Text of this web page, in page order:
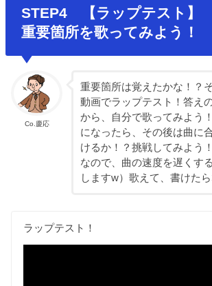
STEP4 【ラップテスト】
重要箇所を歌ってみよう！
Co.慶応
重要箇所は覚えたかな！？
動画でラップテスト！答え
から、自分で歌ってみよう
になったら、その後は曲に
けるか！？挑戦してみよう
なので、曲の速度を遅くす
しますw）歌えて、書けたら
ラップテスト！